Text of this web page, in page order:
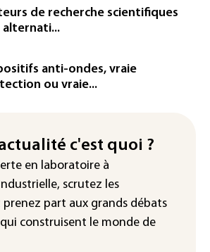
investira 3,4 milliards
la future constellation
VSD racheté par
Vianney d'Alançon
française de maïs
progressif de la
les prochains jours en
de recherche scientifiques
alternati...
anti-ondes, vraie
ou vraie...
c'est quoi ?
en laboratoire à
scrutez les
prenez part aux grands débats
qui construisent le monde de